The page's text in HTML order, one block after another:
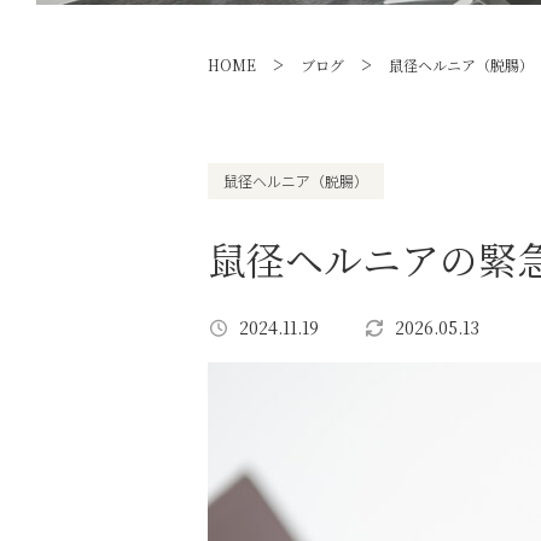
HOME > ブログ > 鼠径ヘルニア（脱腸）
鼠径ヘルニア（脱腸）
鼠径ヘルニアの緊
2024.11.19 2026.05.13